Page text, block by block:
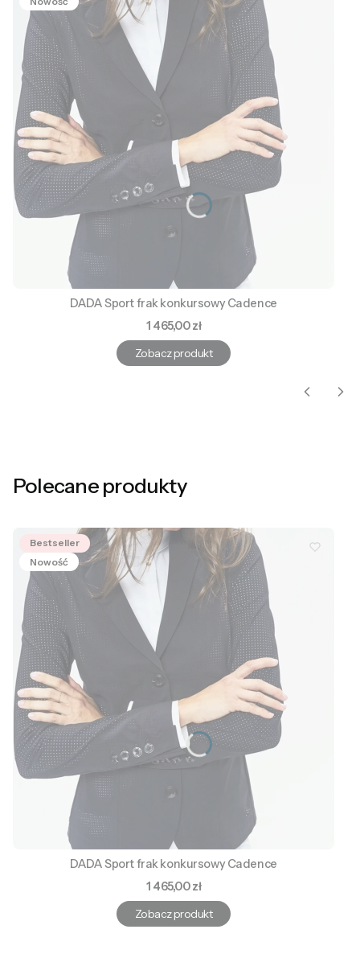
DADA Sport frak konkursowy Cadence
Cena
1 465,00 zł
Zobacz produkt
Polecane produkty
Bestseller
Nowość
DADA Sport frak konkursowy Cadence
Cena
1 465,00 zł
Zobacz produkt